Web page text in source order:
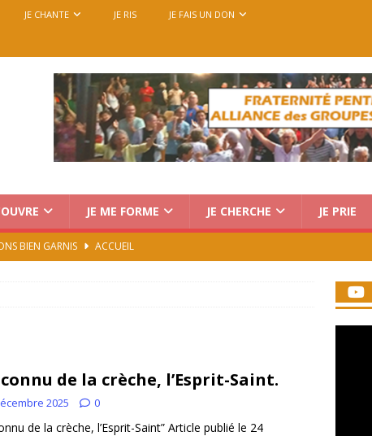
JE CHANTE JE RIS JE FAIS UN DON
JE ME FORME JE CHERCHE JE PRIE
BIEN GARNIS
ACCUEIL
Charismatique au Vatican : trois voix, une seule mission
devient prière
ACCUEIL
“Magnifica Humanitas”. Par le Père Denis Broussat.
de la crèche, l’Esprit-Saint.
2025 0
de la crèche, l’Esprit-Saint” Article publié le 24